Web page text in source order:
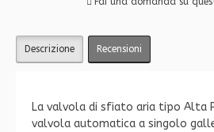
Descrizione Recensioni
La valvola di sfiato aria tipo Alta
valvola automatica a singolo